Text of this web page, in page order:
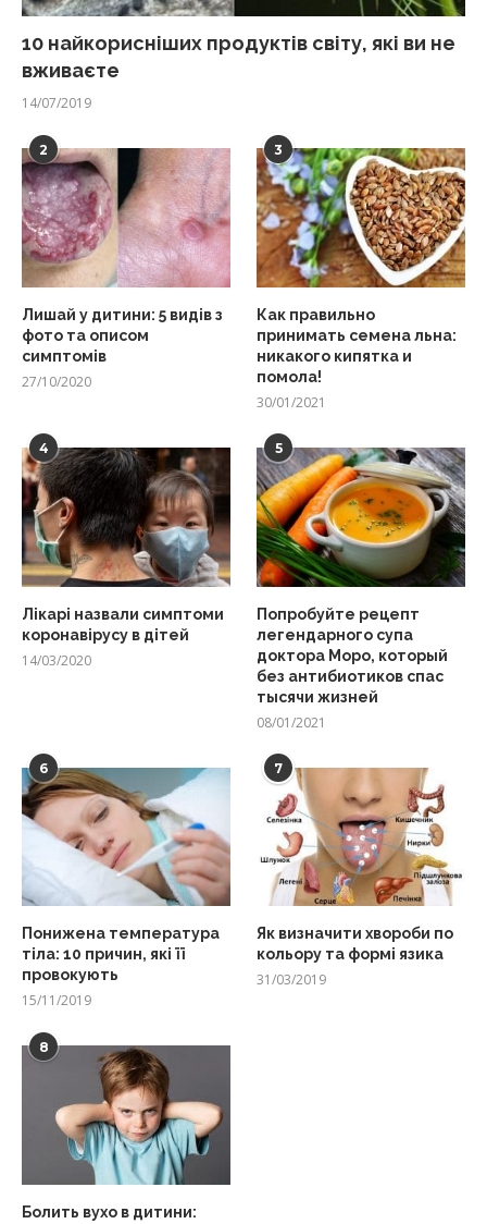
10 найкорисніших продуктів світу, які ви не
вживаєте
14/07/2019
2
Лишай у дитини: 5 видів з
фото та описом
симптомів
27/10/2020
3
Как правильно
принимать семена льна:
никакого кипятка и
помола!
30/01/2021
4
Лікарі назвали симптоми
коронавірусу в дітей
14/03/2020
5
Попробуйте рецепт
легендарного супа
доктора Моро, который
без антибиотиков спас
тысячи жизней
08/01/2021
6
Понижена температура
тіла: 10 причин, які її
провокують
15/11/2019
7
Як визначити хвороби по
кольору та формі язика
31/03/2019
8
Болить вухо в дитини: